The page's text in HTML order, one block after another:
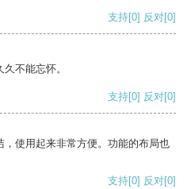
支持[0] 反对[0]
不能忘怀。
支持[0] 反对[0]
使用起来非常方便。功能的布局也
支持[0] 反对[0]